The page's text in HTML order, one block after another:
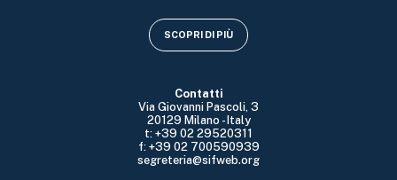
Contatti
Via Giovanni Pascoli, 3
20129 Milano - Italy
t: +39 02 29520311
f: +39 02 700590939
segreteria@sifweb.org
SCOPRI DI PIÙ